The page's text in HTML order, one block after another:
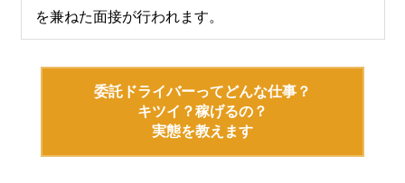
を兼ねた面接が行われます。
委託ドライバーってどんな仕事？
キツイ？稼げるの？
実態を教えます